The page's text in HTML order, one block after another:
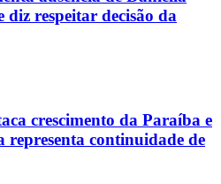
diz respeitar decisão da
crescimento da Paraíba e
representa continuidade de